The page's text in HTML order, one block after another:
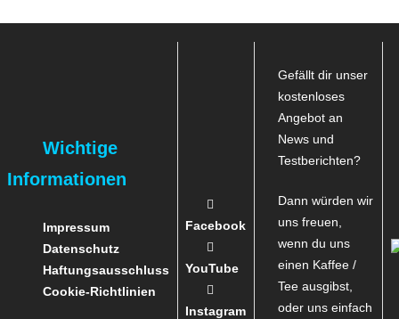
Wichtige
Informationen
Impressum
Datenschutz
Haftungsausschluss
Cookie-Richtlinien
Facebook
YouTube
Instagram
Gefällt dir unser
kostenloses
Angebot an
News und
Testberichten?
Dann würden wir
uns freuen,
wenn du uns
einen Kaffee /
Tee ausgibst,
oder uns einfach